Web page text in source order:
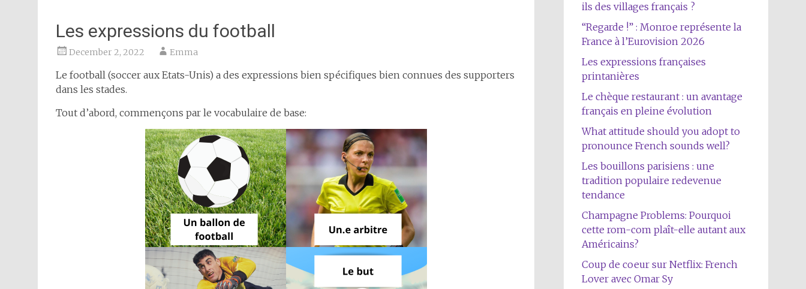
Les expressions du football
December 2, 2022 Emma
Le football (soccer aux Etats-Unis) a des expressions bien spécifiques bien connues des supporters
dans les stades.
Tout d’abord, commençons par le vocabulaire de base:
ils des villages français ?
“Regarde !” : Monroe représente la
France à l’Eurovision 2026
Les expressions françaises
printanières
Le chèque restaurant : un avantage
français en pleine évolution
What attitude should you adopt to
pronounce French sounds well?
Les bouillons parisiens : une
tradition populaire redevenue
tendance
Champagne Problems: Pourquoi
cette rom-com plaît-elle autant aux
Américains?
Coup de coeur sur Netflix: French
Lover avec Omar Sy